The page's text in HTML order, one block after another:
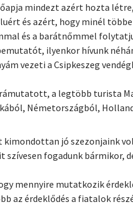
mindezt azért hozta
és azért, hogy minél
és a barátnőmmel
ilyenkor hívunk
vezeti a Csipkeszeg
a legtöbb turista
Németországból,
kimondottan jó szezonjaink
szívesen fogadunk bármikor,
mennyire mutatkozik
az érdeklődés a fiatalok